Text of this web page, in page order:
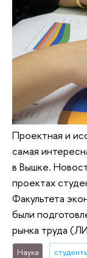
Проектная и
самая
в Вышке.
проектах
Факультета
были
рынка труда
Наука